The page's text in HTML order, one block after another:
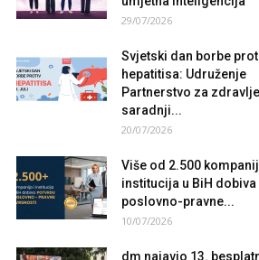
29/07/2026
Svjetski dan borbe
hepatitisa: Udruženje
Partnerstvo za
saradnji...
20/07/2026
Više od 2.500
institucija u BiH dobiva
poslovno-pravne...
10/07/2026
dm najavio 13.